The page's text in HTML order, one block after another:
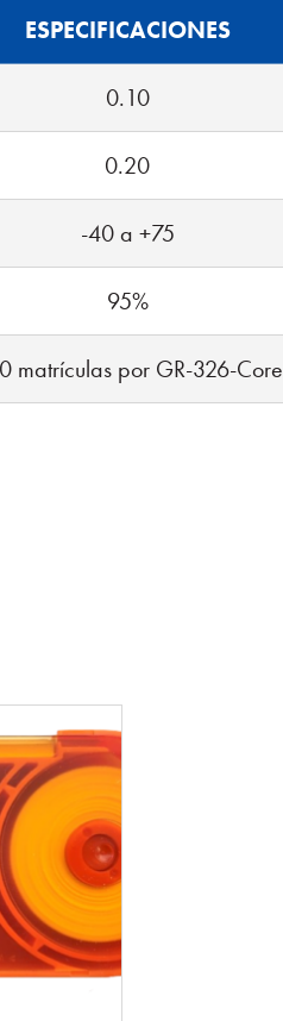
ESPECIFICACIONES
0.10
0.20
-40 a +75
95%
matrículas por GR-326-Core